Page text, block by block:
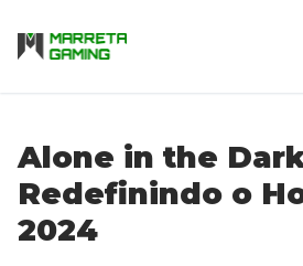
para
Alone in the
Redefinindo o
2024